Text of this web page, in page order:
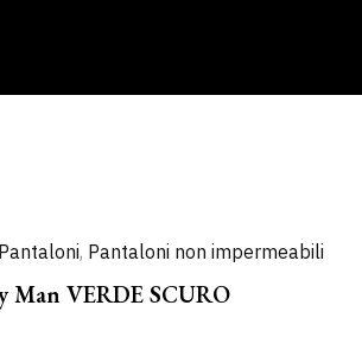
Pantaloni, Pantaloni non impermeabili
Man VERDE SCURO